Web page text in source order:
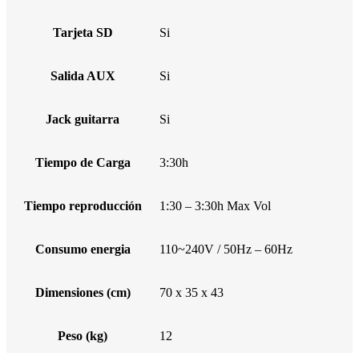
Tarjeta SD Si
Salida AUX Si
Jack guitarra Si
Tiempo de Carga 3:30h
Tiempo reproducción 1:30 – 3:30h Max Vol
Consumo energia 110~240V / 50Hz – 60Hz
Dimensiones (cm) 70 x 35 x 43
Peso (kg) 12